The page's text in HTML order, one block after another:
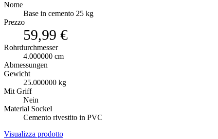
Nome
Base in cemento 25 kg
Prezzo
59,99 €
Rohrdurchmesser
4.000000 cm
Abmessungen
Gewicht
25.000000 kg
Mit Griff
Nein
Material Sockel
Cemento rivestito in PVC
Visualizza prodotto